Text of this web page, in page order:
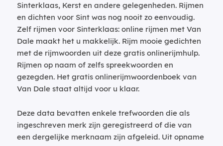
Sinterklaas, Kerst en andere gelegenheden. Rijmen
en dichten voor Sint was nog nooit zo eenvoudig.
Zelf rijmen voor Sinterklaas: online rijmen met Van
Dale maakt het u makkelijk. Rijm mooie gedichten
met de rijmwoorden uit deze gratis onlinerijmhulp.
Rijmen op naam of zelfs spreekwoorden en
gezegden. Het gratis onlinerijmwoordenboek van
Van Dale staat altijd voor u klaar.
Deze data bevatten enkele trefwoorden die als
ingeschreven merk zijn geregistreerd of die van
een dergelijke merknaam zijn afgeleid. Uit opname